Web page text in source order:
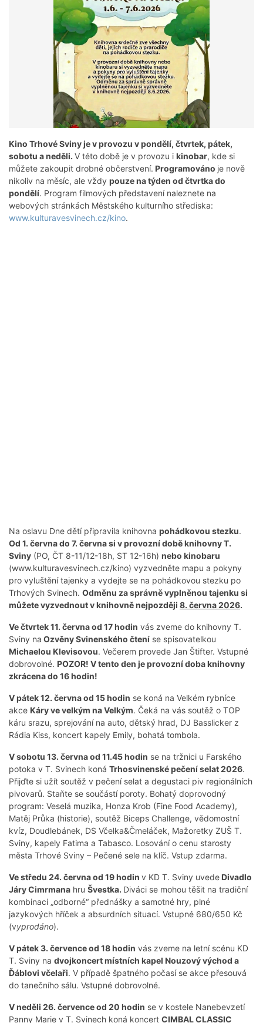
Kino Trhové Sviny je v provozu v pondělí, čtvrtek, pátek,
sobotu a neděli. V této době je v provozu i kinobar, kde si
můžete zakoupit drobné občerstvení. Programováno je nově
nikoliv na měsíc, ale vždy pouze na týden od čtvrtka do
pondělí. Program filmových představení naleznete na
webových stránkách Městského kulturního střediska:
www.kulturavesvinech.cz/kino.
Na oslavu Dne dětí připravila knihovna pohádkovou stezku.
Od 1. června do 7. června si v provozní době knihovny T.
Sviny (PO, ČT 8-11/12-18h, ST 12-16h) nebo kinobaru
(www.kulturavesvinech.cz/kino) vyzvedněte mapu a pokyny
pro vyluštění tajenky a vydejte se na pohádkovou stezku po
Trhových Svinech. Odměnu za správně vyplněnou tajenku si
můžete vyzvednout v knihovně nejpozději 8. června 2026.
Ve čtvrtek 11. června od 17 hodin vás zveme do knihovny T.
Sviny na Ozvěny Svinenského čtení se spisovatelkou
Michaelou Klevisovou. Večerem provede Jan Štifter. Vstupné
dobrovolné. POZOR! V tento den je provozní doba knihovny
zkrácena do 16 hodin!
V pátek 12. června od 15 hodin se koná na Velkém rybníce
akce Káry ve velkým na Velkým. Čeká na vás soutěž o TOP
káru srazu, sprejování na auto, dětský hrad, DJ Basslicker z
Rádia Kiss, koncert kapely Emily, bohatá tombola.
V sobotu 13. června od 11.45 hodin se na tržnici u Farského
potoka v T. Svinech koná Trhosvinenské pečení selat 2026.
Přijďte si užít soutěž v pečení selat a degustaci piv regionálních
pivovarů. Staňte se součástí poroty. Bohatý doprovodný
program: Veselá muzika, Honza Krob (Fine Food Academy),
Matěj Průka (historie), soutěž Biceps Challenge, vědomostní
kvíz, Doudlebánek, DS Včelka&Čmeláček, Mažoretky ZUŠ T.
Sviny, kapely Fatima a Tabasco. Losování o cenu starosty
města Trhové Sviny – Pečené sele na klíč. Vstup zdarma.
Ve středu 24. června od 19 hodin v KD T. Sviny uvede Divadlo
Járy Cimrmana hru Švestka. Diváci se mohou těšit na tradiční
kombinaci „odborné“ přednášky a samotné hry, plné
jazykových hříček a absurdních situací. Vstupné 680/650 Kč
(vyprodáno).
V pátek 3. července od 18 hodin vás zveme na letní scénu KD
T. Sviny na dvojkoncert místních kapel Nouzový východ a
Ďáblovi včelaři. V případě špatného počasí se akce přesouvá
do tanečního sálu. Vstupné dobrovolné.
V neděli 26. července od 20 hodin se v kostele Nanebevzetí
Panny Marie v T. Svinech koná koncert CIMBAL CLASSIC